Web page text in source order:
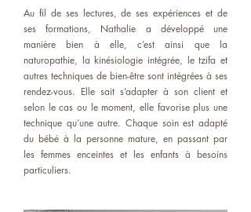
Au fil de ses lectures, de ses expériences et de
ses formations, Nathalie a développé une
manière bien à elle, c’est ainsi que la
naturopathie, la kinésiologie intégrée, le tzifa et
autres techniques de bien-être sont intégrées à ses
rendez-vous. Elle sait s’adapter à son client et
selon le cas ou le moment, elle favorise plus une
technique qu’une autre. Chaque soin est adapté
du bébé à la personne mature, en passant par
les femmes enceintes et les enfants à besoins
particuliers.